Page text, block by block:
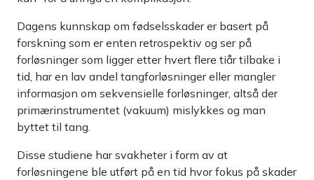
Dagens kunnskap om fødselsskader er basert på
forskning som er enten retrospektiv og ser på
forløsninger som ligger etter hvert flere tiår tilbake i
tid, har en lav andel tangforløsninger eller mangler
informasjon om sekvensielle forløsninger, altså der
primærinstrumentet (vakuum) mislykkes og man
byttet til tang.
Disse studiene har svakheter i form av at
forløsningene ble utført på en tid hvor fokus på skader